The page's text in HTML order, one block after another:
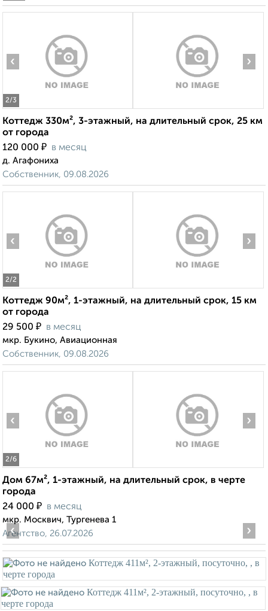
2/3
‹ ›
Коттедж 330м², 3-этажный, на длительный срок, 25 км
от города
120 000 ₽ в месяц
д. Агафониха
Собственник, 09.08.2026
2/2
‹ ›
Коттедж 90м², 1-этажный, на длительный срок, 15 км
от города
29 500 ₽ в месяц
мкр. Букино, Авиационная
Собственник, 09.08.2026
2/6
‹ ›
Дом 67м², 1-этажный, на длительный срок, в черте
города
24 000 ₽ в месяц
мкр. Москвич, Тургенева 1
Агентство, 26.07.2026
‹ ›